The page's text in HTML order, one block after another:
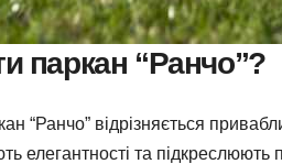
паркан “Ранчо”?
“Ранчо” відрізняється
елегантності та підкреслюють